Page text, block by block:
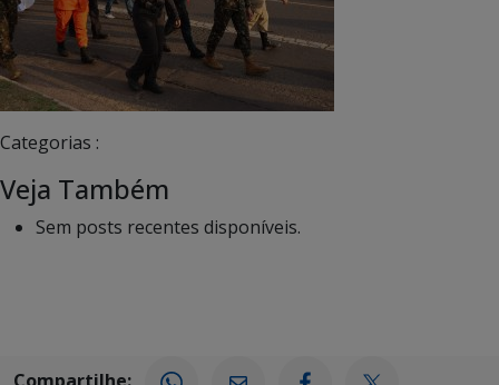
Categorias :
Veja Também
Sem posts recentes disponíveis.